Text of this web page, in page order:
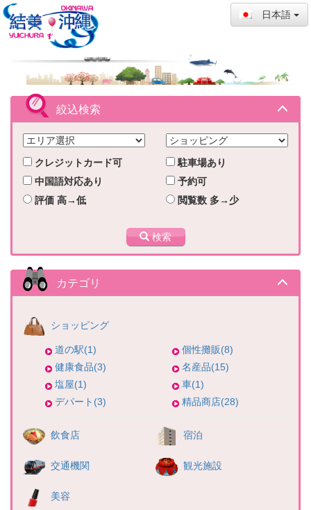
日本語
絞込検索
クレジットカード可
駐車場あり
中国語対応あり
予約可
評価 高→低
閲覧数 多→少
検索
カテゴリ
ショッピング
道の駅(1)
個性攤販(8)
健康食品(3)
名産品(15)
塩屋(1)
車(1)
デパート(3)
精品商店(28)
飲食店 宿泊
交通機関 観光施設
美容